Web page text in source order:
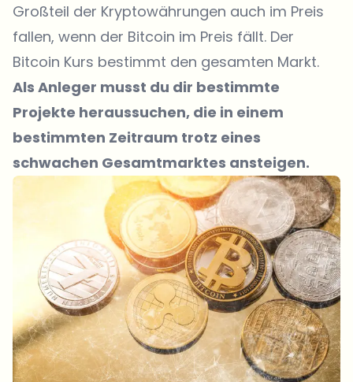
Großteil der Kryptowährungen auch im Preis
fallen, wenn der Bitcoin im Preis fällt. Der
Bitcoin Kurs bestimmt den gesamten Markt.
Als Anleger musst du dir bestimmte
Projekte heraussuchen, die in einem
bestimmten Zeitraum trotz eines
schwachen Gesamtmarktes ansteigen.